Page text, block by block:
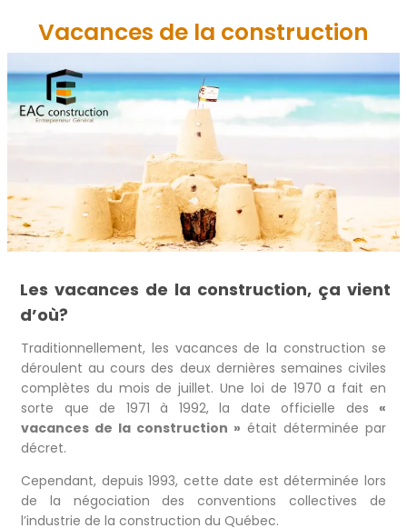
Vacances de la construction
Les vacances de la construction, ça vient
d’où?
Traditionnellement, les vacances de la construction se
déroulent au cours des deux dernières semaines civiles
complètes du mois de juillet. Une loi de 1970 a fait en
sorte que de 1971 à 1992, la date officielle des «
vacances de la construction » était déterminée par
décret.
Cependant, depuis 1993, cette date est déterminée lors
de la négociation des conventions collectives de
l’industrie de la construction du Québec.